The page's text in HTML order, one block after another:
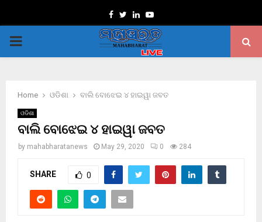
Facebook
TwitterLinkedinYoutube
PRIMARY
Home ଓଡିଶା ବାଲି ବୋଝେଇ ୪ ହାଇୱା ଜବତ
ଓଡିଶା
ବାଲି ବୋଝେଇ ୪ ହାଇୱା ଜବତ
by mahabharatanews May 29, 2020 0 284
SHARE 0